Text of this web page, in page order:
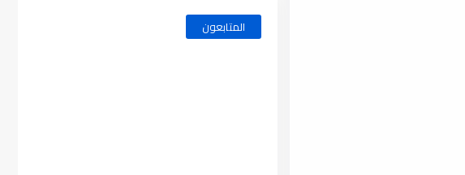
المتابعون